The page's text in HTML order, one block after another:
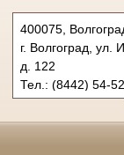
400075,
г. Волгоград, ул.
д. 122
Тел.: (8442) 54-
04 (приемная,
dser.vol@sudrf.ru